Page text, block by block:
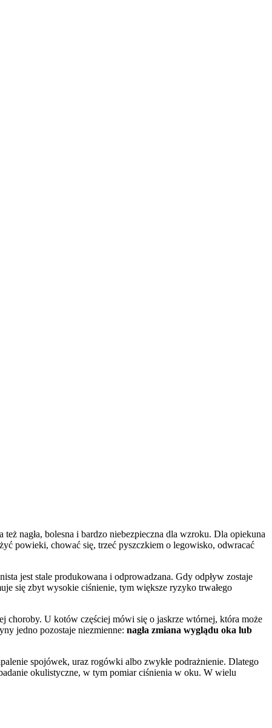
nagła, bolesna i bardzo niebezpieczna dla wzroku. Dla opiekuna
powieki, chować się, trzeć pyszczkiem o legowisko, odwracać
jest stale produkowana i odprowadzana. Gdy odpływ zostaje
się zbyt wysokie ciśnienie, tym większe ryzyko trwałego
choroby. U kotów częściej mówi się o jaskrze wtórnej, która może
jedno pozostaje niezmienne: nagła zmiana wyglądu oka lub
spojówek, uraz rogówki albo zwykłe podrażnienie. Dlatego
okulistyczne, w tym pomiar ciśnienia w oku. W wielu